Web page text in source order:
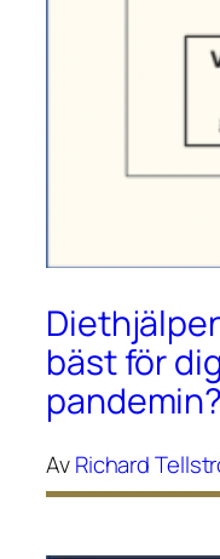
bäst för
pandemin?
AvRichard